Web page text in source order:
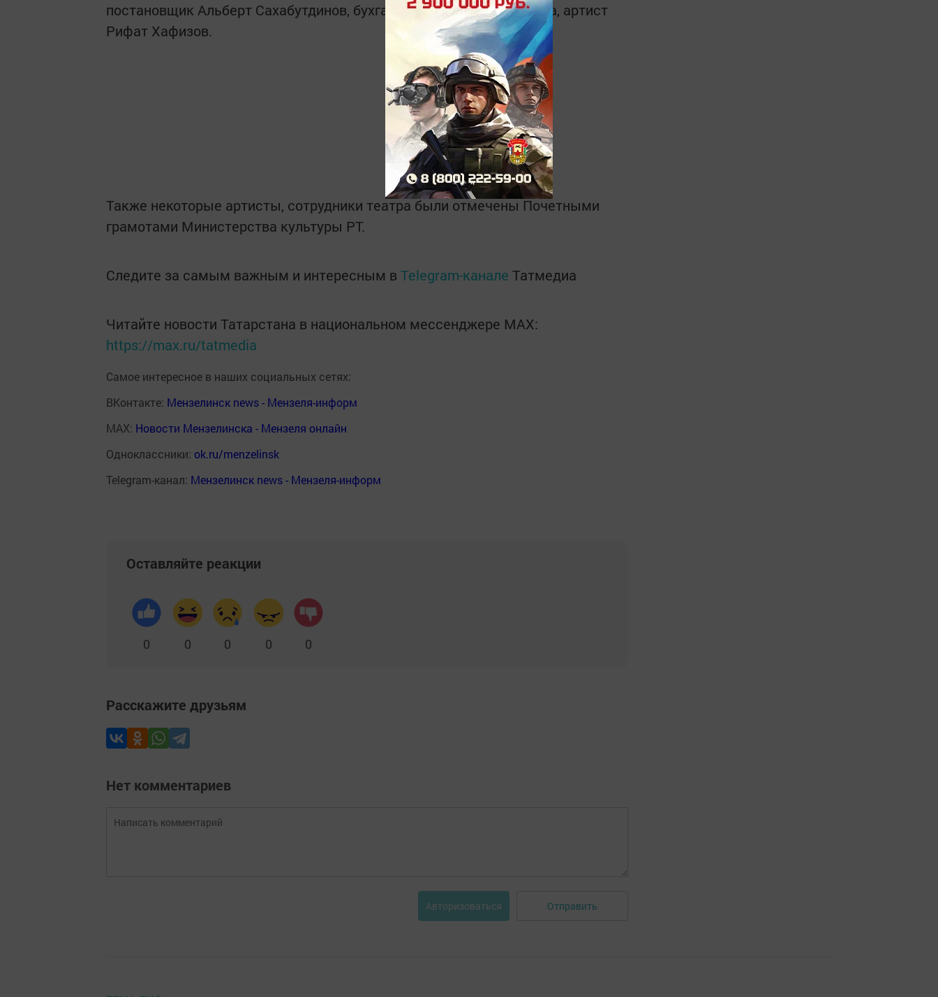
постановщик Альберт Сахабутдинов, бухгалтер Салима Миннибаева, артист
Рифат Хафизов.
Также некоторые артисты, сотрудники театра были отмечены Почетными
грамотами Министерства культуры РТ.
Следите за самым важным и интересным в Telegram-канале Татмедиа
Читайте новости Татарстана в национальном мессенджере MАХ:
https://max.ru/tatmedia
Самое интересное в наших социальных сетях:
ВКонтакте: Мензелинск news - Мензеля-информ
MAX: Новости Мензелинска - Мензеля онлайн
Одноклассники: ok.ru/menzelinsk
Telegram-канал: Мензелинск news - Мензеля-информ
Оставляйте реакции
0 0 0 0 0
Расскажите друзьям
Нет комментариев
Авторизоваться Отправить